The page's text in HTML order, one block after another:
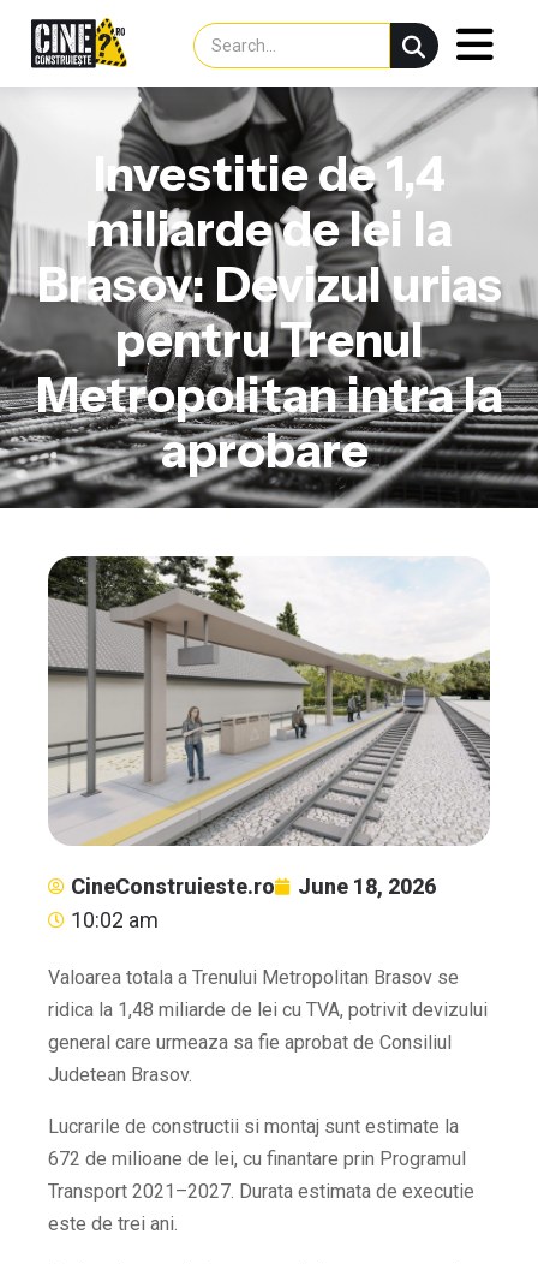
Investitie de 1,4
miliarde de lei la
Brasov: Devizul urias
pentru Trenul
Metropolitan intra la
aprobare
CineConstruieste.ro
June 18, 2026
10:02 am
Valoarea totala a Trenului Metropolitan Brasov se
ridica la 1,48 miliarde de lei cu TVA, potrivit devizului
general care urmeaza sa fie aprobat de Consiliul
Judetean Brasov.
Lucrarile de constructii si montaj sunt estimate la
672 de milioane de lei, cu finantare prin Programul
Transport 2021–2027. Durata estimata de executie
este de trei ani.